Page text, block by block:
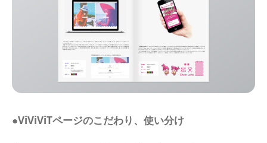
●ViViViTページのこだわり、使い分け